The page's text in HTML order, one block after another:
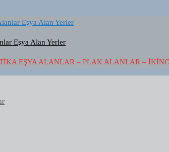
Eşya Alan Yerler
EŞYA ALANLAR – PLAK ALANLAR –